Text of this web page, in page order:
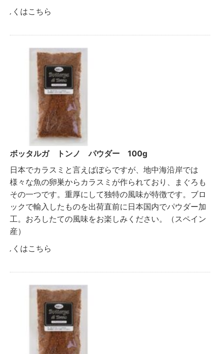
しくはこちら
ボッタルガ トンノ パウダー 100g
日本でカラスミと言えばぼらですが、地中海沿岸では
様々な魚の卵巣からカラスミが作られており、まぐろも
その一つです。重厚にして独特の風味が特徴です。ブロ
ックで輸入したものを出荷直前に日本国内でパウダー加
工。おろしたての風味をお楽しみください。（スペイン
産）
しくはこちら